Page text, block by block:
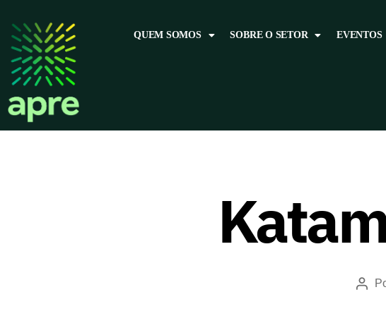
QUEM SOMOS SOBRE O SETOR EVENTOS